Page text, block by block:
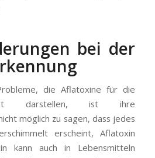
bei der
die Aflatoxine für die
darstellen, ist ihre
möglich zu sagen, dass jedes
erscheint, Aflatoxin
kann auch in Lebensmitteln